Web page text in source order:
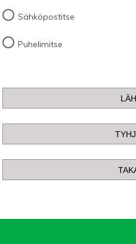
Sähköpostitse
Puhelimitse